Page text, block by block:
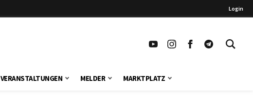
Login
VERANSTALTUNGEN MELDER MARKTPLATZ